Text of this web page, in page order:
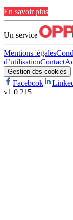
En savoir plus
Un service
Mentions légales
d’utilisationContact
Gestion des cookies
Facebook
v1.0.215